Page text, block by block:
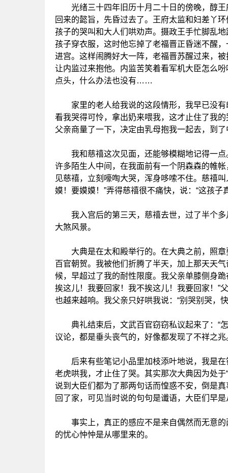
光绪三十四年旧历十月二十日的傍晚，醇王
回来的懿旨，先昏过去了。王府太监和妇差丫
孩子的哭叫和大人们哄劝声。摄政王手忙脚乱
孩子穿衣服，这时他忘掉了老福晋正昏迷不醒
进宫。这样闹腾好大一阵，老福晋苏醒过来，
让内监过来抱他。内监苦笑着看军机大臣怎么
点头，什么办法也没有……
家里的老人给我说的这段情形，我早已没有
看我哭得可怜，拿出奶来喂我，这才止住了我
父亲商量了一下，决定由乳母抱我一起去，到
我和慈禧这次见面，还能够模糊地记得一点
许多陌生人中间，在我面前有一个阴森森的帷
见慈禧，立刻嚎啕大哭，浑身哆嗦不住。慈禧
嫫！要嫫嫫！”弄得慈禧很不痛快，说：“这孩子
我入宫后的第三天，慈禧去世，过了半个多
大煞风景。
大典是在太和殿举行的。在大典之前，照章
百官朝贺。我被他们折腾了半天，加上那天天
候，早超过了我的耐性限度。我父亲单膝侧身
挨这儿！我要回家！我不挨这儿！我要回家！”
也越来越响。我父亲只好哄我说：“别哭别哭，
典礼结束后，文武百官窃窃私议起来了：“怎
议论，都是垂头丧气的，好像都发现了不祥之兆
后来有些笔记小品里加枝添叶地说，我是在
老虎哄我，才止住了哭。其实那次大典因为处
说到大臣们都为了那两句话而惶惑不安，倒是
回了家，可见当时说的句句是谶语，大臣们早
事实上，真正的感应不是来自偶然而无意的
的忧心忡忡是从哪里来的。